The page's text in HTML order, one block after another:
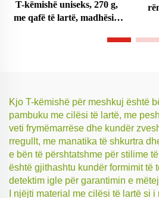
T-këmishë uniseks, 270 g,
me qafë të lartë, madhësi e
Kjo T-këmishë për meshkuj është
pambuku me cilësi të lartë, me
veti frymëmarrëse dhe kundër
rregullt, me manatika të shkurtra
e bën të përshtatshme për stilime
është gjithashtu kundër formimit të
detektim igle për garantimin e
I njëjti material me cilësi të lartë si